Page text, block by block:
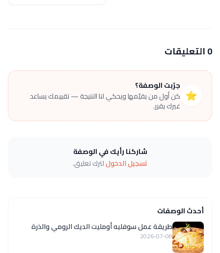
0 التعليقات
⭐
جرّبت الوصفة؟
كن أول من يقيّمها ويحكي لنا النتيجة — تقييمك يساعد
غيرك يقرر.
شاركنا رأيك في الوصفة
تسجيل الدخوللترك تعليق.
أحدث الوصفات
طريقة عمل سوفليه أومليت الديك الرومي والذرة
2026-07-08